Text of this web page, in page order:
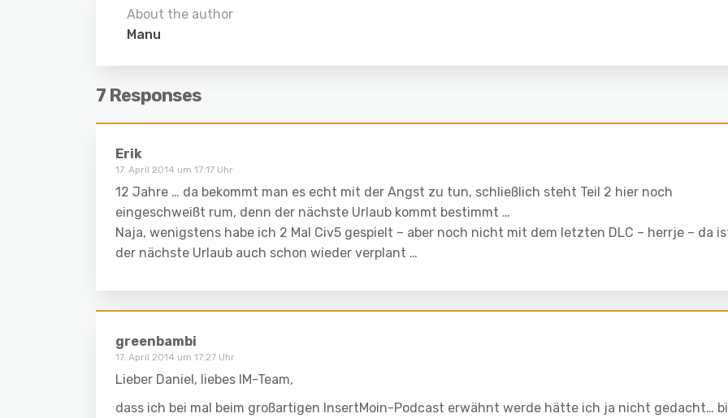
About the author
Manu
7 Responses
Erik
17. April 2014 um 17:17 Uhr
12 Jahre … da bekommt man es echt mit der Angst zu tun, schließlich steht Teil 2 hier noch
eingeschweißt rum, denn der nächste Urlaub kommt bestimmt …
Naja, wenigstens habe ich 2 Mal Civ5 gespielt – aber noch nicht mit dem letzten DLC – herrje – da
der nächste Urlaub auch schon wieder verplant …
greenbambi
17. April 2014 um 17:27 Uhr
Lieber Daniel, liebes IM-Team,
dass ich bei mal beim großartigen InsertMoin-Podcast erwähnt werde hätte ich ja nicht gedacht…